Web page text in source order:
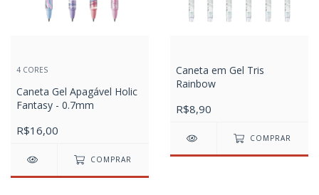
4 CORES
Caneta Gel Apagável Holic
Fantasy - 0.7mm
R$16,00
COMPRAR
Caneta em Gel Tris
Rainbow
R$8,90
COMPRAR